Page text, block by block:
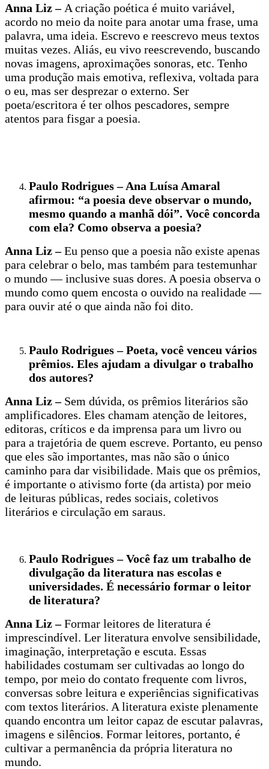
Anna Liz – A criação poética é muito variável,
acordo no meio da noite para anotar uma frase, uma
palavra, uma ideia. Escrevo e reescrevo meus textos
muitas vezes. Aliás, eu vivo reescrevendo, buscando
novas imagens, aproximações sonoras, etc. Tenho
uma produção mais emotiva, reflexiva, voltada para
o eu, mas ser desprezar o externo. Ser
poeta/escritora é ter olhos pescadores, sempre
atentos para fisgar a poesia.
Paulo Rodrigues – Ana Luísa Amaral
afirmou: “a poesia deve observar o mundo,
mesmo quando a manhã dói”. Você concorda
com ela? Como observa a poesia?
Anna Liz –Eu penso que a poesia não existe apenas
para celebrar o belo, mas também para testemunhar
o mundo — inclusive suas dores. A poesia observa o
mundo como quem encosta o ouvido na realidade —
para ouvir até o que ainda não foi dito.
Paulo Rodrigues – Poeta, você venceu vários
prêmios. Eles ajudam a divulgar o trabalho
dos autores?
Anna Liz – Sem dúvida, os prêmios literários são
amplificadores. Eles chamam atenção de leitores,
editoras, críticos e da imprensa para um livro ou
para a trajetória de quem escreve. Portanto, eu penso
que eles são importantes, mas não são o único
caminho para dar visibilidade. Mais que os prêmios,
é importante o ativismo forte (da artista) por meio
de leituras públicas, redes sociais, coletivos
literários e circulação em saraus.
Paulo Rodrigues – Você faz um trabalho de
divulgação da literatura nas escolas e
universidades. É necessário formar o leitor
de literatura?
Anna Liz –Formar leitores de literatura é
imprescindível. Ler literatura envolve sensibilidade,
imaginação, interpretação e escuta. Essas
habilidades costumam ser cultivadas ao longo do
tempo, por meio do contato frequente com livros,
conversas sobre leitura e experiências significativas
com textos literários. A literatura existe plenamente
quando encontra um leitor capaz de escutar palavras,
imagens e silêncios. Formar leitores, portanto, é
cultivar a permanência da própria literatura no
mundo.